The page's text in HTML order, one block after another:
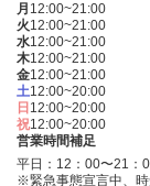
月 12:00~21:00
火12:00~21:00
水12:00~21:00
木12:00~21:00
金12:00~21:00
土12:00~20:00
日 12:00~20:00
祝12:00~20:00
営業時間補足
平日：12：00〜21：
※緊急事態宣言中、